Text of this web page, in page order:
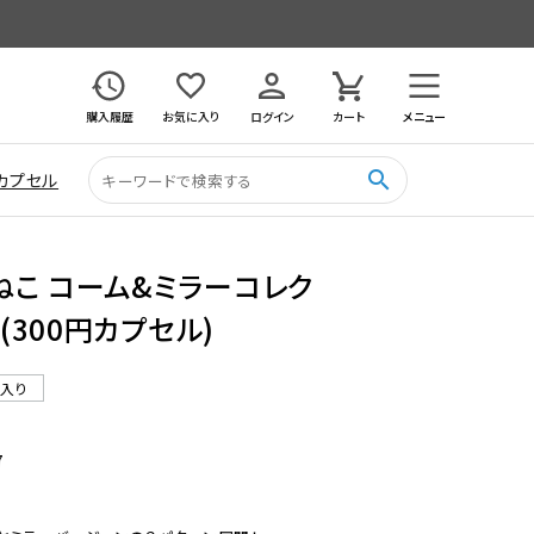
購入履歴
お気に入り ログイン カート メニュー
プセル search
こ コーム&ミラーコレク
円カプセル)
り